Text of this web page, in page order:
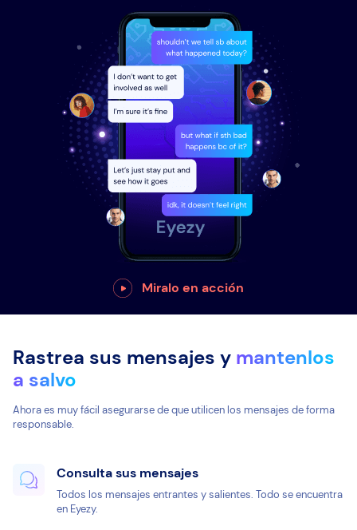
Miralo en acción
Rastrea sus mensajes y mantenlos
a salvo
Ahora es muy fácil asegurarse de que utilicen los mensajes de forma
responsable.
Consulta sus mensajes
Todos los mensajes entrantes y salientes. Todo se encuentra
en Eyezy.